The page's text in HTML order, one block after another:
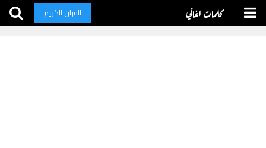
كلمات اغاني القران الكريم